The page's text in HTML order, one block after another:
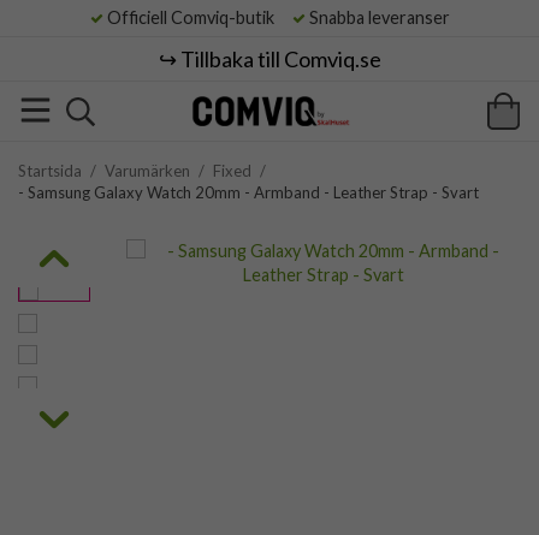
Officiell Comviq-butik Snabba leveranser
↪️ Tillbaka till Comviq.se
Startsida / Varumärken / Fixed /
- Samsung Galaxy Watch 20mm - Armband - Leather Strap - Svart